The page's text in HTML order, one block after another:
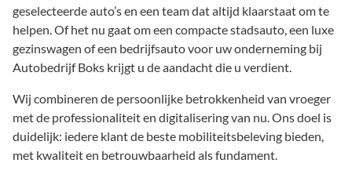
geselecteerde auto’s en een team dat altijd klaarstaat om te
helpen. Of het nu gaat om een compacte stadsauto, een luxe
gezinswagen of een bedrijfsauto voor uw onderneming bij
Autobedrijf Boks krijgt u de aandacht die u verdient.
Wij combineren de persoonlijke betrokkenheid van vroeger
met de professionaliteit en digitalisering van nu. Ons doel is
duidelijk: iedere klant de beste mobiliteitsbeleving bieden,
met kwaliteit en betrouwbaarheid als fundament.